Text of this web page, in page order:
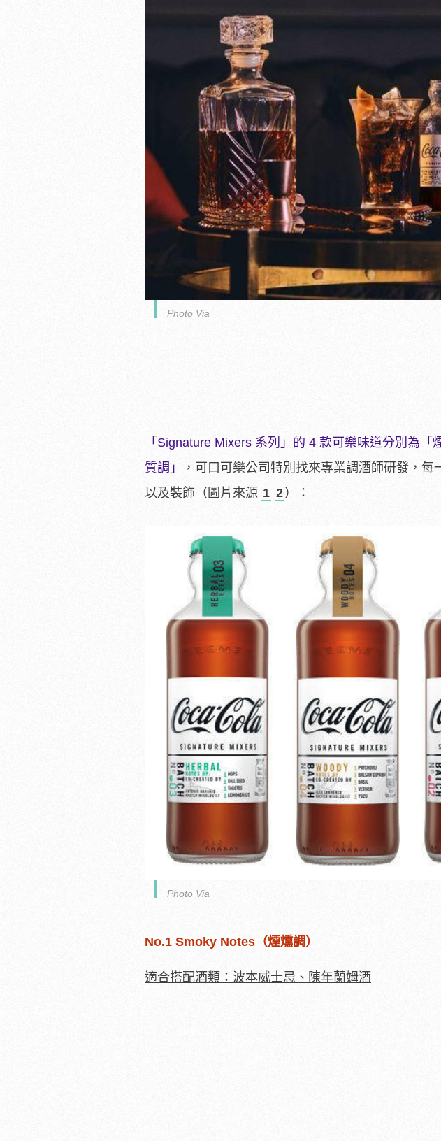
Photo Via
「Signature Mixers 系列」的 4 款可樂味道分別為
質調」
，可口可樂公司特別找來專業調酒師研發，
以及裝飾（圖片來源 1 2）：
Photo Via
No.1 Smoky Notes（煙燻調）
適合搭配酒類：波本威士忌、陳年蘭姆酒